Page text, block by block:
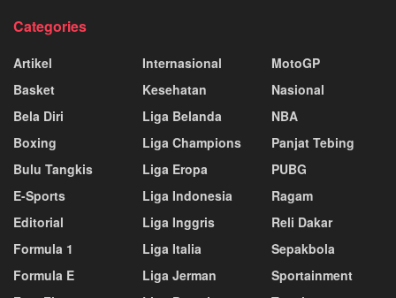
Categories
Artikel
Basket
Bela Diri
Boxing
Bulu Tangkis
E-Sports
Editorial
Formula 1
Formula E
Internasional
Kesehatan
Liga Belanda
Liga Champions
Liga Eropa
Liga Indonesia
Liga Inggris
Liga Italia
Liga Jerman
MotoGP
Nasional
NBA
Panjat Tebing
PUBG
Ragam
Reli Dakar
Sepakbola
Sportainment